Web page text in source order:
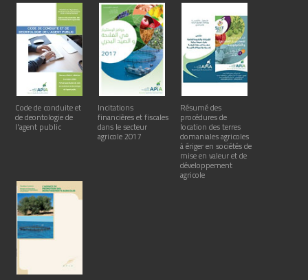
Code de conduite et
de deontologie de
l'agent public
Incitations
financières et fiscales
dans le secteur
agricole 2017
Résumé des
procédures de
location des terres
domaniales agricoles
à ériger en sociétés de
mise en valeur et de
développement
agricole